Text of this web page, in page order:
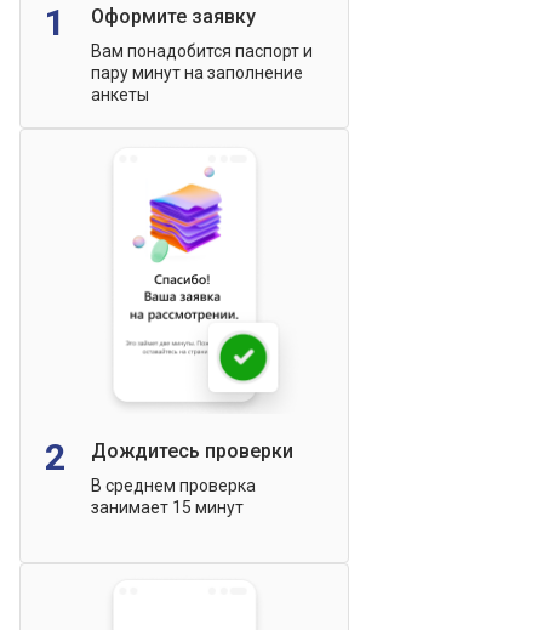
1 Оформите заявку
Вам понадобится паспорт и
пару минут на заполнение
анкеты
2 Дождитесь проверки
В среднем проверка
занимает 15 минут